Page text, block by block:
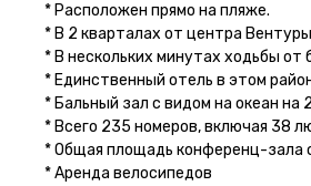
* Расположен прямо на пляже.
* В 2 кварталах от центра Вентуры
* В нескольких минутах ходьбы от
* Единственный отель в этом
* Бальный зал с видом на океан на
* Всего 235 номеров, включая 38
* Общая площадь конференц-зала
* Аренда велосипедов